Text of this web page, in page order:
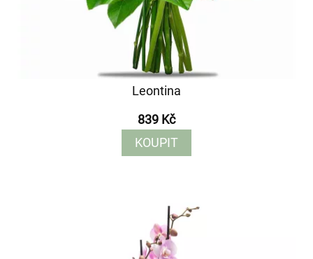
Leontina
839 Kč
KOUPIT